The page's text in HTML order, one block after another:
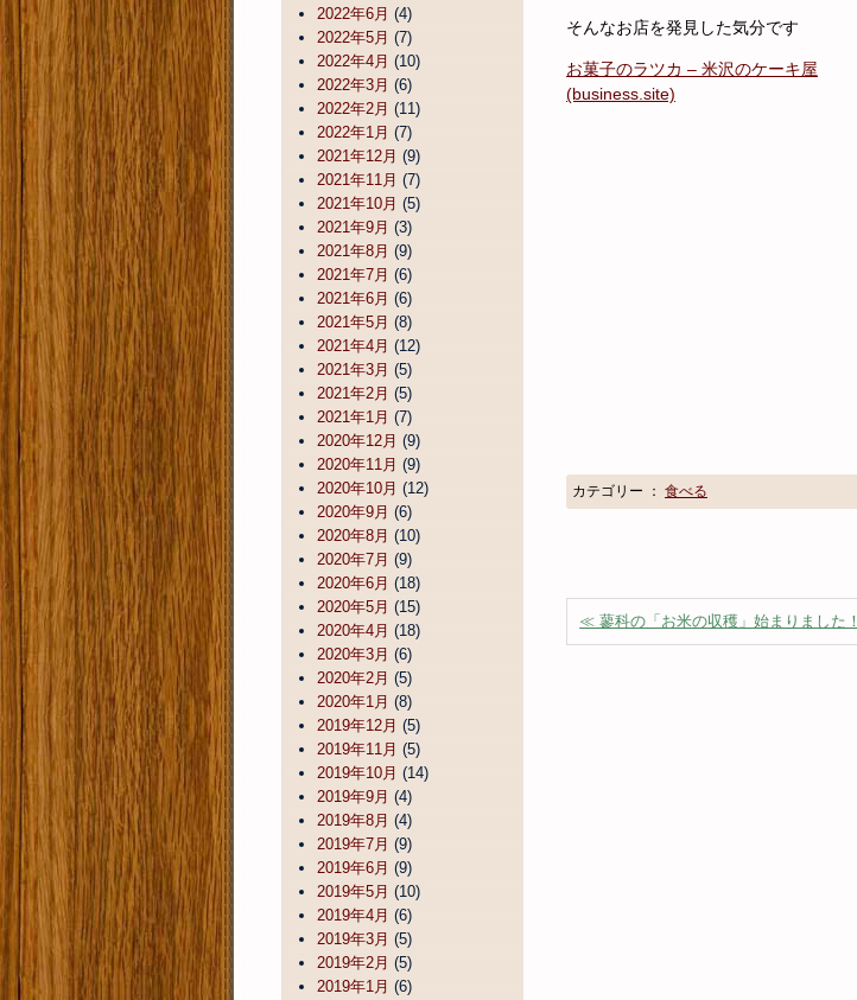
そんなお店を発見した気分です
お菓子のラツカ – 米沢のケーキ屋
(business.site)
カテゴリー ： 食べる
≪ 蓼科の「お米の収穫」始まりました！
2022年6月 (4)
2022年5月 (7)
2022年4月 (10)
2022年3月 (6)
2022年2月 (11)
2022年1月 (7)
2021年12月 (9)
2021年11月 (7)
2021年10月 (5)
2021年9月 (3)
2021年8月 (9)
2021年7月 (6)
2021年6月 (6)
2021年5月 (8)
2021年4月 (12)
2021年3月 (5)
2021年2月 (5)
2021年1月 (7)
2020年12月 (9)
2020年11月 (9)
2020年10月 (12)
2020年9月 (6)
2020年8月 (10)
2020年7月 (9)
2020年6月 (18)
2020年5月 (15)
2020年4月 (18)
2020年3月 (6)
2020年2月 (5)
2020年1月 (8)
2019年12月 (5)
2019年11月 (5)
2019年10月 (14)
2019年9月 (4)
2019年8月 (4)
2019年7月 (9)
2019年6月 (9)
2019年5月 (10)
2019年4月 (6)
2019年3月 (5)
2019年2月 (5)
2019年1月 (6)